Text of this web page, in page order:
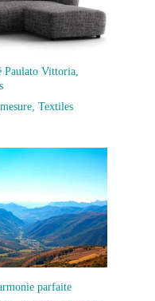
Paulato Vittoria,
Textiles
parfaite